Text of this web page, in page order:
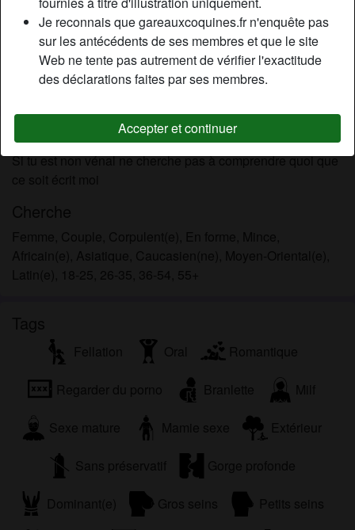
Je reconnais que gareauxcoquines.fr n'enquête pas
sur les antécédents de ses membres et que le site
Web ne tente pas autrement de vérifier l'exactitude
des déclarations faites par ses membres.
Accepter et continuer
Couleur des yeux:
Brun
Taille:
180 cm
Poids:
70 Kg
Épilé(e):
if necessary
Description
Si tu est non vénal ne cherche pas à comprendre quoi que